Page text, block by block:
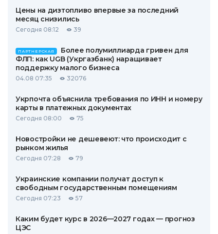
Цены на дизтопливо впервые за последний
месяц снизились
Сегодня 08:12 39
ПАРТНЕРСКАЯ
Более полумиллиарда гривен для
ФЛП: как UGB (Укргазбанк) наращивает
поддержку малого бизнеса
04.08 07:35 32076
Укрпочта объяснила требования по ИНН и номеру
карты в платежных документах
Сегодня 08:00 75
Новостройки не дешевеют: что происходит с
рынком жилья
Сегодня 07:28 79
Украинские компании получат доступ к
свободным государственным помещениям
Сегодня 07:23 57
Каким будет курс в 2026—2027 годах — прогноз
ЦЭС